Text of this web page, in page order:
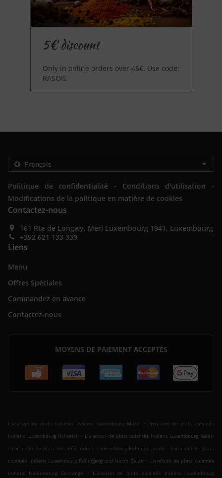
5€ discount
Only in online orders over 45€. Use code:
RASOI5
Politique de confidentialité . Conditions d'utilisation .
Modifications de la politique en matière de cookies
Contactez-nous
161 Rte de Longwy, Merl Luxembourg 1941, Luxembourg
+352 621 133 339
Liens
Menu
Offres Spéciales
Commandez en avance
Contactez-nous
MOYENS DE PAIEMENT ACCEPTÉS
Livraison de plats cuisinés Indiens Luxembourg Märel . Livraison de plats cuisinés
Indiens Luxembourg Hollerich . Livraison de plats cuisinés Indiens Luxembourg Belair
. Livraison de plats cuisinés Indiens Luxembourg Rollengergronn . Livraison de plats
cuisinés Indiens Luxembourg Rollingergrund-North Belair . Livraison de plats cuisinés
Indiens Luxembourg Cessange
. Livraison de plats cuisinés Indiens Luxembourg